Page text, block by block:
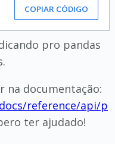
COPIAR CÓDIGO
pro pandas
na documentação:
reference/api/p
ter ajudado!